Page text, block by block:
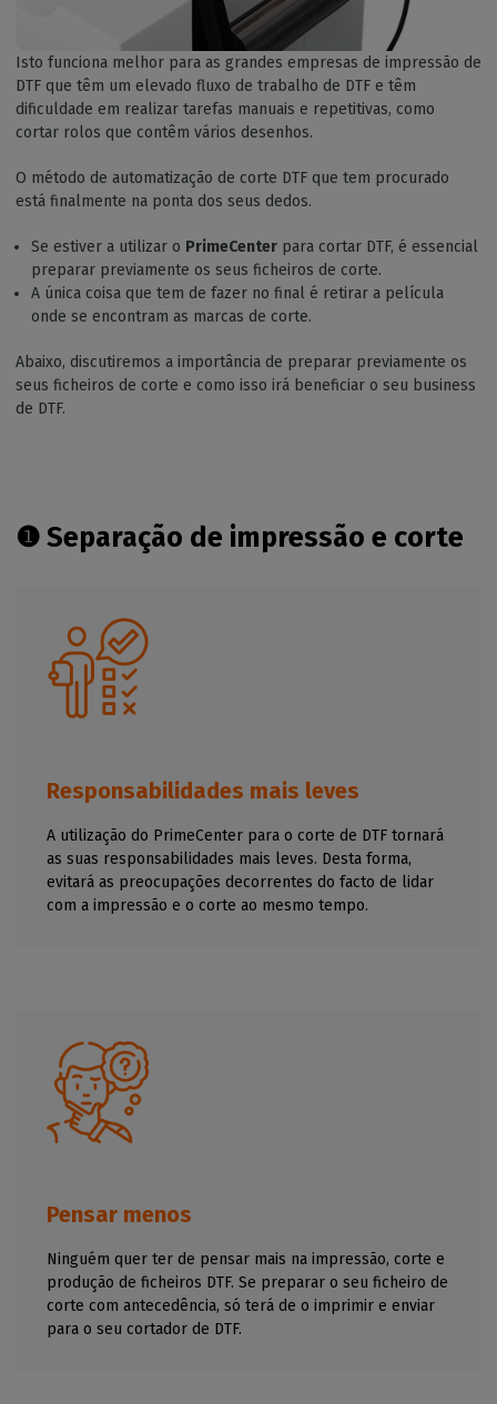
Isto funciona melhor para as grandes empresas de impressão de
DTF que têm um elevado fluxo de trabalho de DTF e têm
dificuldade em realizar tarefas manuais e repetitivas, como
cortar rolos que contêm vários desenhos.
O método de automatização de corte DTF que tem procurado
está finalmente na ponta dos seus dedos.
Se estiver a utilizar o PrimeCenter para cortar DTF, é essencial
preparar previamente os seus ficheiros de corte.
A única coisa que tem de fazer no final é retirar a película
onde se encontram as marcas de corte.
Abaixo, discutiremos a importância de preparar previamente os
seus ficheiros de corte e como isso irá beneficiar o seu business
de DTF.
❶ Separação de impressão e corte
Responsabilidades mais leves
A utilização do PrimeCenter para o corte de DTF tornará
as suas responsabilidades mais leves. Desta forma,
evitará as preocupações decorrentes do facto de lidar
com a impressão e o corte ao mesmo tempo.
Pensar menos
Ninguém quer ter de pensar mais na impressão, corte e
produção de ficheiros DTF. Se preparar o seu ficheiro de
corte com antecedência, só terá de o imprimir e enviar
para o seu cortador de DTF.